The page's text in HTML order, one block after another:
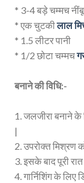
* 3-4 बड़े चम्मच
* एक चुटकीलाल
* 1.5 लीटर पानी
* 1/2 छोटा चम्मच
बनाने की विधि:-
1. जलजीरा बनाने
|
2. उपरोक्त मिश्रण
3. इसके बाद पूरी
4. गार्निशिंग के लिए